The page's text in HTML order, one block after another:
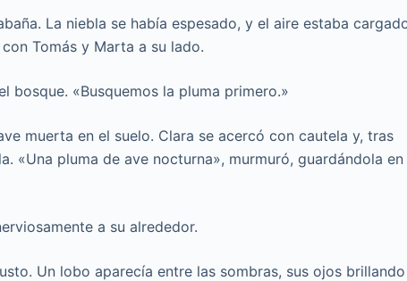
La niebla se había espesado, y el aire estaba
Tomás y Marta a su lado.
bosque. «Busquemos la pluma primero.»
muerta en el suelo. Clara se acercó con cautela y, tras
«Una pluma de ave nocturna», murmuró, guardándola en
a su alrededor.
Un lobo aparecía entre las sombras, sus ojos brillando